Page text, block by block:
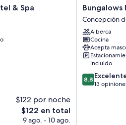
& Spa
$122 por noche
El
precio
$122 en total
9 ago. - 10 ago.
Bungalows
Mexico
Concepción
del
Uruguay
Bungalows
Concepción
Alberca
Cocina
Acepta
incluido
8.8
de
8.8
13